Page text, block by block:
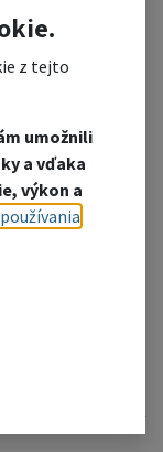
z tejto
umožnili
a vďaka
výkon a